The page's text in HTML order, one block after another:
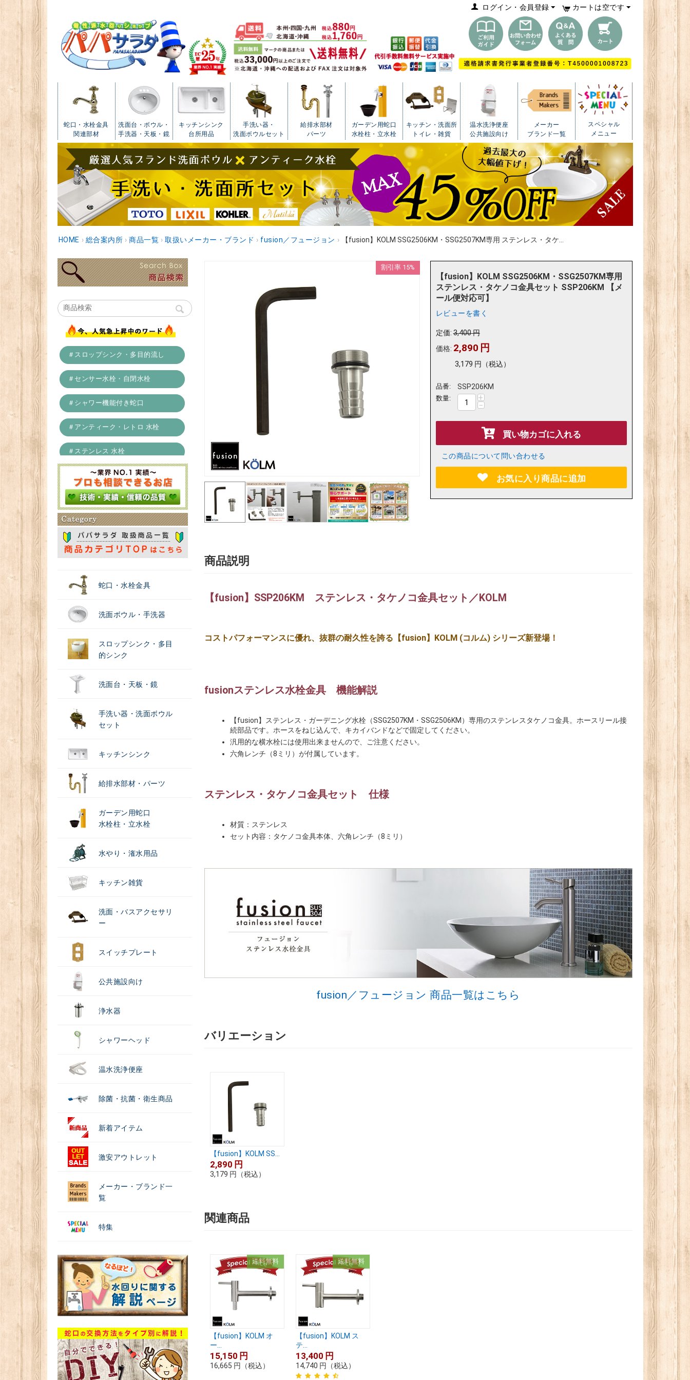
カートは空です
ログイン・会員登録
蛇口・水栓金具
関連部材
洗面台・ボウル・
手洗器・天板・鏡
キッチンシンク
台所用品
手洗い器・
洗面ボウルセット
給排水部材
パーツ
ガーデン用蛇口
水栓柱・立水栓
キッチン・洗面所
トイレ・雑貨
温水洗浄便座
公共施設向け
メーカー
ブランド一覧
スペシャル
メニュー
HOME › 総合案内所 › 商品一覧 › 取扱いメーカー・ブランド › fusion／フュージョン › 【fusion】KOLM SSG2506KM・SSG2507KM専用 ステンレス・タケ...
＃スロップシンク・多目的流し
＃センサー水栓・自閉水栓
＃シャワー機能付き蛇口
＃アンティーク・レトロ 水栓
＃ステンレス 水栓
＃浄水器
蛇口・水栓金具
洗面ボウル・手洗器
スロップシンク・多目
的シンク
洗面台・天板・鏡
手洗い器・洗面ボウル
セット
キッチンシンク
給排水部材・パーツ
ガーデン用蛇口
水栓柱・立水栓
水やり・潅水用品
キッチン雑貨
洗面・バスアクセサリ
ー
スイッチプレート
公共施設向け
浄水器
シャワーヘッド
温水洗浄便座
除菌・抗菌・衛生商品
新着アイテム
激安アウトレット
メーカー・ブランド一
覧
特集
割引率 15%
【fusion】KOLM SSG2506KM・SSG2507KM専用
ステンレス・タケノコ金具セット SSP206KM 【メ
ール便対応可】
レビューを書く
定価: 3,400円
価格: 2,890 円
3,179 円 （税込）
品番: SSP206KM
数量: +
−
買い物カゴに入れる
この商品について問い合わせる
お気に入り商品に追加
商品説明
【fusion】SSP206KM ステンレス・タケノコ金具セット／KOLM
コストパフォーマンスに優れ、抜群の耐久性を誇る【fusion】KOLM (コルム) シリーズ新登場！
fusionステンレス水栓金具 機能解説
【fusion】ステンレス・ガーデニング水栓（SSG2507KM・SSG2506KM）専用のステンレスタケノコ金具。ホースリール接
続部品です。ホースをねじ込んで、キカイバンドなどで固定してください。
汎用的な横水栓には使用出来ませんので、ご注意ください。
六角レンチ（8ミリ）が付属しています。
ステンレス・タケノコ金具セット 仕様
材質：ステンレス
セット内容：タケノコ金具本体、六角レンチ（8ミリ）
fusion／フュージョン 商品一覧はこちら
バリエーション
【fusion】KOLM SS...
2,890 円
3,179 円 （税込）
関連商品
送料無料
【fusion】KOLM オ
ー...
15,150 円
16,665 円 （税込）
送料無料
【fusion】KOLM ス
テ...
13,400 円
14,740 円 （税込）